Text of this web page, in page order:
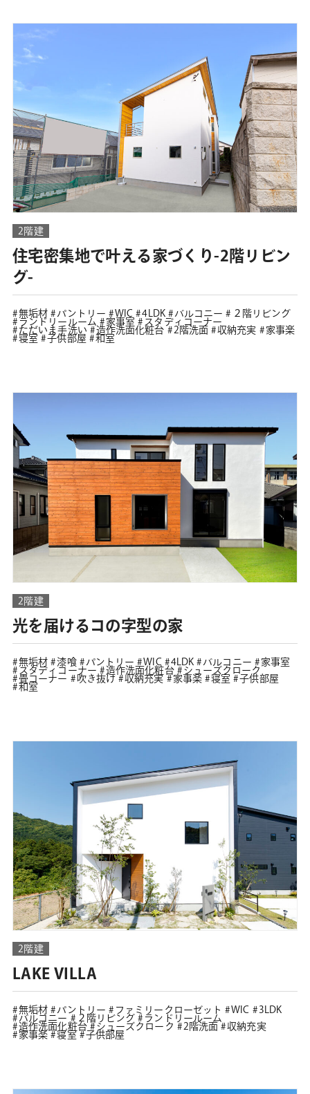
2階建
住宅密集地で叶える家づくり-2階リビン
グ-
無垢材 パントリー WIC 4LDK バルコニー
２階リビング
ランドリールーム
家事室
スタディコーナー
ただいま手洗い
造作洗面化粧台 2階洗面 収納充実
家事楽
寝室
子供部屋 和室
2階建
光を届けるコの字型の家
無垢材 漆喰 パントリー WIC 4LDK バルコニー
家事室
スタディコーナー
造作洗面化粧台
シューズクローク
畳コーナー
吹き抜け 収納充実 家事楽 寝室
子供部屋
和室
2階建
LAKE VILLA
無垢材 パントリー ファミリークローゼット WIC
3LDK
バルコニー
２階リビング
ランドリールーム
造作洗面化粧台
シューズクローク 2階洗面
収納充実
家事楽
寝室 子供部屋